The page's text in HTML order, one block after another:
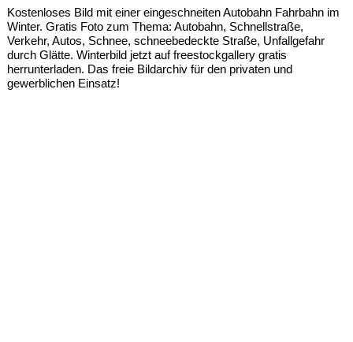
Kostenloses Bild mit einer eingeschneiten Autobahn Fahrbahn im
Winter. Gratis Foto zum Thema: Autobahn, Schnellstraße,
Verkehr, Autos, Schnee, schneebedeckte Straße, Unfallgefahr
durch Glätte. Winterbild jetzt auf freestockgallery gratis
herrunterladen. Das freie Bildarchiv für den privaten und
gewerblichen Einsatz!